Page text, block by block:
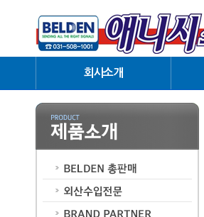
회사소개
협력업체
오시는길